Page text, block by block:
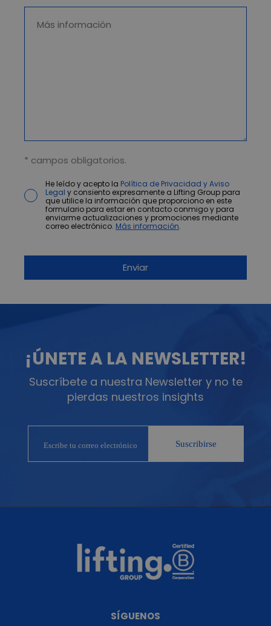
* campos obligatorios.
He leído y acepto la Política de Privacidad y Aviso
Legal y consiento expresamente a Lifting Group para
que utilice la información que proporciono en este
formulario para estar en contacto conmigo y para
enviarme actualizaciones y promociones mediante
correo electrónico. Más información.
¡ÚNETE A LA NEWSLETTER!
Suscríbete a nuestra Newsletter y no te
pierdas nuestros insights
SÍGUENOS